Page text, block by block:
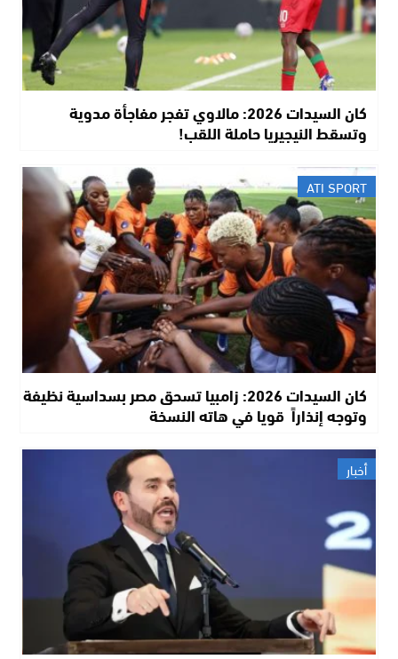
كان السيدات 2026: مالاوي تفجر مفاجأة مدوية
وتسقط النيجيريا حاملة اللقب!
ATI SPORT
كان السيدات 2026: زامبيا تسحق مصر بسداسية نظيفة
وتوجه إنذاراً قويا في هاته النسخة
أخبار